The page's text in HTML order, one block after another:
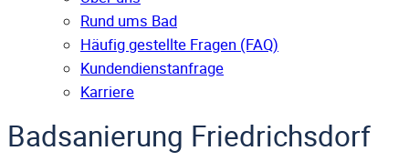
Rund ums Bad
Häufig gestellte Fragen (FAQ)
Kunden­dienst­anfrage
Karriere
Badsanierung Friedrichsdorf